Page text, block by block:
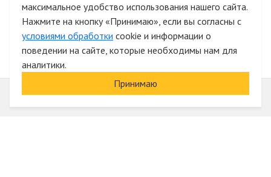
Быстрая авторизация на сайте
максимальное удобство использования нашего сайта.
Нажмите на кнопку «Принимаю», если вы согласны с
условиями обработки cookie и информации о
поведении на сайте, которые необходимы нам для
аналитики.
Принимаю